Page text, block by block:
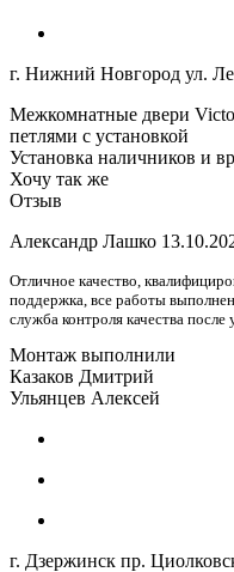
г. Нижний Новгород ул.
Межкомнатные двери
петлями с установкой
Установка наличников и
Хочу так же
Отзыв
Александр Лашко
Отличное качество,
поддержка, все работы
служба контроля качества после
Монтаж выполнили
Казаков Дмитрий
Ульянцев Алексей
г. Дзержинск пр.